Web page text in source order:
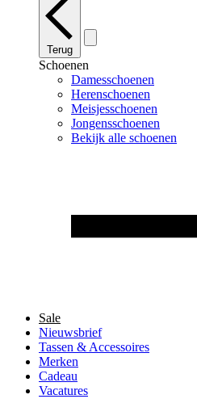
Terug
Schoenen
Damesschoenen
Herenschoenen
Meisjesschoenen
Jongensschoenen
Bekijk alle schoenen
Sale
Nieuwsbrief
Tassen & Accessoires
Merken
Cadeau
Vacatures